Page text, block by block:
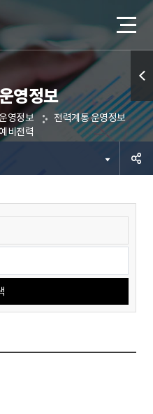
영정보
영정보
전력계통 운영정보
비전력
퀵메
뉴 열
기